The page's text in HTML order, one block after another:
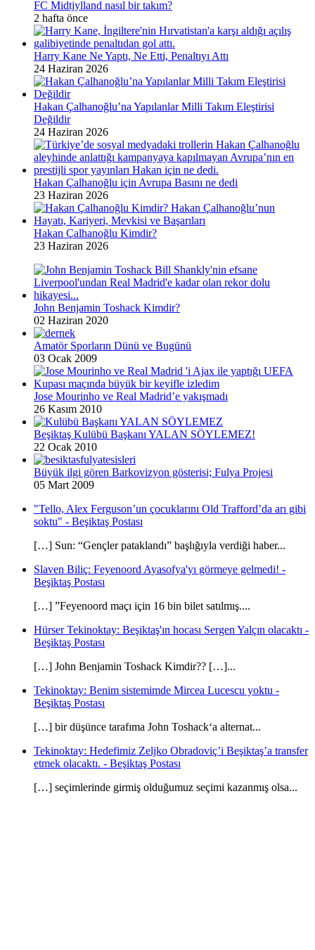
FC Midtjylland nasıl bir takım?
2 hafta önce
Harry Kane Ne Yaptı, Ne Etti, Penaltıyı Attı
24 Haziran 2026
Hakan Çalhanoğlu’na Yapılanlar Milli Takım Eleştirisi
Değildir
24 Haziran 2026
Hakan Çalhanoğlu için Avrupa Basını ne dedi
23 Haziran 2026
Hakan Çalhanoğlu Kimdir?
23 Haziran 2026
John Benjamin Toshack Kimdir?
02 Haziran 2020
Amatör Sporların Dünü ve Bugünü
03 Ocak 2009
Jose Mourinho ve Real Madrid’e yakışmadı
26 Kasım 2010
Beşiktaş Kulübü Başkanı YALAN SÖYLEMEZ!
22 Ocak 2010
Büyük ilgi gören Barkovizyon gösterisi; Fulya Projesi
05 Mart 2009
"Tello, Alex Ferguson’un çocuklarını Old Trafford’da arı gibi
soktu" - Beşiktaş Postası
[…] Sun: “Gençler pataklandı” başlığıyla verdiği haber...
Slaven Biliç: Feyenoord Ayasofya'yı görmeye gelmedi! -
Beşiktaş Postası
[…] ”Feyenoord maçı için 16 bin bilet satılmış....
Hürser Tekinoktay: Beşiktaş'ın hocası Sergen Yalçın olacaktı -
Beşiktaş Postası
[…] John Benjamin Toshack Kimdir?? […]...
Tekinoktay: Benim sistemimde Mircea Lucescu yoktu -
Beşiktaş Postası
[…] bir düşünce tarafıma John Toshack‘a alternat...
Tekinoktay: Hedefimiz Zeljko Obradoviç’i Beşiktaş’a transfer
etmek olacaktı. - Beşiktaş Postası
[…] seçimlerinde girmiş olduğumuz seçimi kazanmış olsa...